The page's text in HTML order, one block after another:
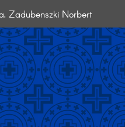
Zadubenszki Norbert